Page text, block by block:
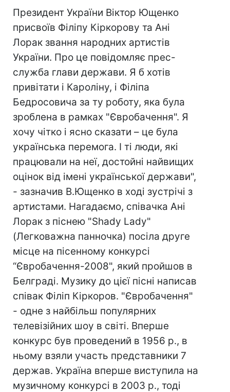
Президент України Віктор Ющенко
присвоїв Філіпу Кіркорову та Ані
Лорак звання народних артистів
України. Про це повідомляє прес-
служба глави держави. Я б хотів
привітати і Кароліну, і Філіпа
Бедросовича за ту роботу, яка була
зроблена в рамках "Євробачення". Я
хочу чітко і ясно сказати – це була
українська перемога. І ті люди, які
працювали на неї, достойні найвищих
оцінок від імені української держави",
- зазначив В.Ющенко в ході зустрічі з
артистами. Нагадаємо, співачка Ані
Лорак з піснею "Shady Lady"
(Легковажна панночка) посіла друге
місце на пісенному конкурсі
“Євробачення-2008", який пройшов в
Белграді. Музику до цієї пісні написав
співак Філіп Кіркоров. "Євробачення"
- одне з найбільш популярних
телевізійних шоу в світі. Вперше
конкурс був проведений в 1956 р., в
ньому взяли участь представники 7
держав. Україна вперше виступила на
музичному конкурсі в 2003 р., тоді